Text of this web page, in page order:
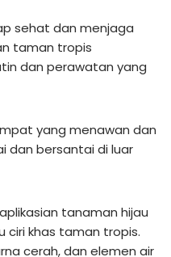
sehat dan menjaga
taman tropis
dan perawatan yang
yang menawan dan
dan bersantai di luar
tanaman hijau
ciri khas taman tropis.
cerah, dan elemen air